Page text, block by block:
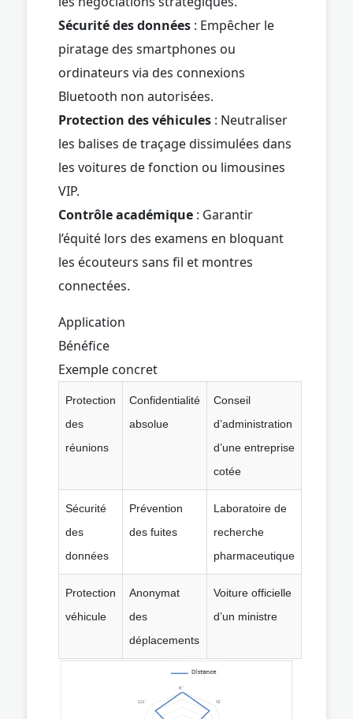
Sécurité des données : Empêcher le
piratage des smartphones ou
ordinateurs via des connexions
Bluetooth non autorisées.
Protection des véhicules : Neutraliser
les balises de traçage dissimulées dans
les voitures de fonction ou limousines
VIP.
Contrôle académique : Garantir
l’équité lors des examens en bloquant
les écouteurs sans fil et montres
connectées.
Application
Bénéfice
Exemple concret
Protection
des
réunions
Confidentialité
absolue
Conseil
d’administration
d’une entreprise
cotée
Sécurité
des
données
Prévention
des fuites
Laboratoire de
recherche
pharmaceutique
Protection
véhicule
Anonymat
des
déplacements
Voiture officielle
d’un ministre